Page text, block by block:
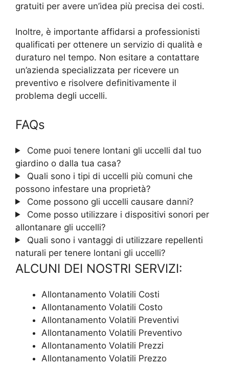
gratuiti per avere un’idea più precisa dei costi.
Inoltre, è importante affidarsi a professionisti
qualificati per ottenere un servizio di qualità e
duraturo nel tempo. Non esitare a contattare
un’azienda specializzata per ricevere un
preventivo e risolvere definitivamente il
problema degli uccelli.
FAQs
Come puoi tenere lontani gli uccelli dal tuo
giardino o dalla tua casa?
Quali sono i tipi di uccelli più comuni che
possono infestare una proprietà?
Come possono gli uccelli causare danni?
Come posso utilizzare i dispositivi sonori per
allontanare gli uccelli?
Quali sono i vantaggi di utilizzare repellenti
naturali per tenere lontani gli uccelli?
ALCUNI DEI NOSTRI SERVIZI:
Allontanamento Volatili Costi
Allontanamento Volatili Costo
Allontanamento Volatili Preventivi
Allontanamento Volatili Preventivo
Allontanamento Volatili Prezzi
Allontanamento Volatili Prezzo